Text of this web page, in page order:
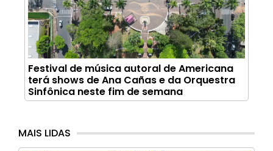
Festival de música autoral de Americana
terá shows de Ana Cañas e da Orquestra
Sinfônica neste fim de semana
MAIS LIDAS